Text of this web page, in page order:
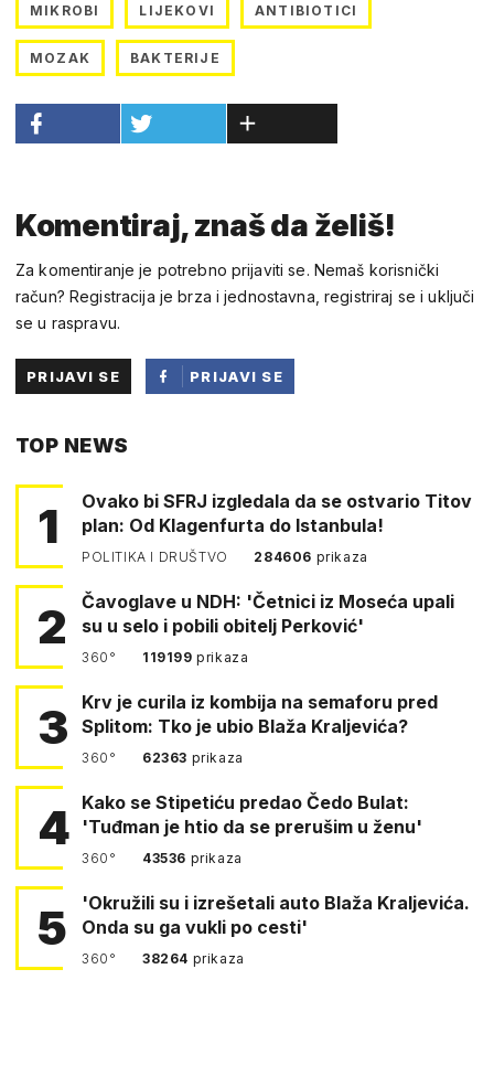
MIKROBI LIJEKOVI ANTIBIOTICI
MOZAK BAKTERIJE
Komentiraj, znaš da želiš!
Za komentiranje je potrebno prijaviti se. Nemaš korisnički
račun? Registracija je brza i jednostavna, registriraj se i uključi
se u raspravu.
PRIJAVI SE
PRIJAVI SE
TOP NEWS
1
Ovako bi SFRJ izgledala da se ostvario Titov
plan: Od Klagenfurta do Istanbula!
POLITIKA I DRUŠTVO 284606 prikaza
2
Čavoglave u NDH: 'Četnici iz Moseća upali
su u selo i pobili obitelj Perković'
360° 119199prikaza
3
Krv je curila iz kombija na semaforu pred
Splitom: Tko je ubio Blaža Kraljevića?
360° 62363 prikaza
4 Kako se Stipetiću predao Čedo Bulat:
'Tuđman je htio da se prerušim u ženu'
360° 43536 prikaza
5
'Okružili su i izrešetali auto Blaža Kraljevića.
Onda su ga vukli po cesti'
360° 38264 prikaza